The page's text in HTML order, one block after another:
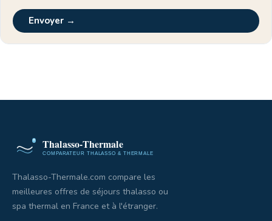
Envoyer →
Thalasso-Thermale.com compare les
meilleures offres de séjours thalasso ou
spa thermal en France et à l'étranger.